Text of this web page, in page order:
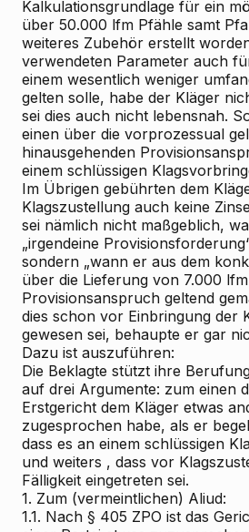
Kalkulationsgrundlage für ein
über 50.000 lfm Pfähle samt
weiteres Zubehör erstellt
verwendeten Parameter auch
einem wesentlich weniger
gelten solle, habe der Kläger
sei dies auch nicht lebensnah.
einen über die vorprozessual
hinausgehenden
einem schlüssigen
Im Übrigen gebührten dem
Klagszustellung auch keine
sei nämlich nicht maßgeblich,
„irgendeine
sondern „wann er aus dem
über die Lieferung von 7.000
Provisionsanspruch geltend
dies schon vor Einbringung der
gewesen sei, behaupte er gar
Dazu ist auszuführen:
Die Beklagte stützt ihre
auf drei Argumente: zum einen
Erstgericht dem Kläger etwas
zugesprochen habe, als er
dass es an einem schlüssigen
und weiters , dass vor
Fälligkeit eingetreten sei.
1. Zum (vermeintlichen) Aliud:
1.1. Nach § 405 ZPO ist das